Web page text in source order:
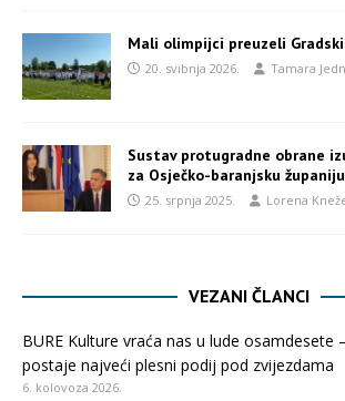
Mali olimpijci preuzeli
20. svibnja 2026. Tamara
Sustav protugradne obrane
za Osječko-baranjsku županiju
25. srpnja 2025. Lorena
VEZANI ČLANCI
BURE Kulture vraća nas u lude osamdesete
postaje najveći plesni podij pod zvijezdama
6. kolovoza 2026.